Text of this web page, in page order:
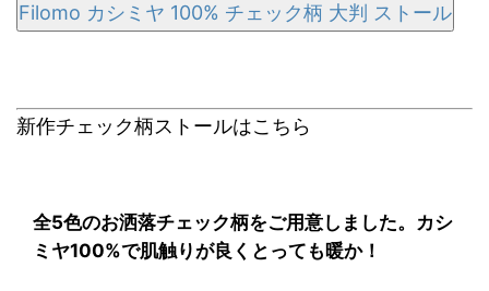
Filomo カシミヤ 100% チェック柄 大判 ストール
新作チェック柄ストールはこちら
全5色のお洒落チェック柄をご用意しました。カシ
ミヤ100%で肌触りが良くとっても暖か！